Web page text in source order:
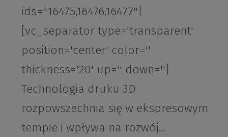
ids="16475,16476,16477"]
[vc_separator type='transparent'
position='center' color=''
thickness='20' up='' down='']
Technologia druku 3D
rozpowszechnia się w ekspresowym
tempie i wpływa na rozwój...